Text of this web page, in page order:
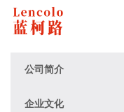
公司简介
企业文化